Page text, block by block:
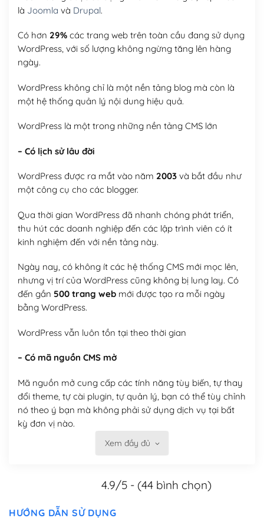
là Joomla và Drupal.
Có hơn 29%các trang web trên toàn cầu đang sử dụng
WordPress, với số lượng không ngừng tăng lên hàng
ngày.
WordPress không chỉ là một nền tảng blog mà còn là
một hệ thống quản lý nội dung hiệu quả.
WordPress là một trong những nền tảng CMS lớn
– Có lịch sử lâu đời
WordPress được ra mắt vào năm 2003và bắt đầu như
một công cụ cho các blogger.
Qua thời gian WordPress đã nhanh chóng phát triển,
thu hút các doanh nghiệp đến các lập trình viên có ít
kinh nghiệm đến với nền tảng này.
Ngày nay, có không ít các hệ thống CMS mới mọc lên,
nhưng vị trí của WordPress cũng không bị lung lay. Có
đến gần 500 trang webmới được tạo ra mỗi ngày
bằng WordPress.
WordPress vẫn luôn tồn tại theo thời gian
– Có mã nguồn CMS mở
Mã nguồn mở cung cấp các tính năng tùy biến, tự thay
đổi theme, tự cài plugin, tự quản lý, bạn có thể tùy chỉnh
nó theo ý bạn mà không phải sử dụng dịch vụ tại bất
kỳ đơn vị nào.
Việc của bạn là đăng ký một tên miền và hosting để
Có thể tùy biến trên website WordPress
– Thân thiện với công cụ tìm kiếm
Xem đầy đủ
4.9/5 - (44 bình chọn)
HƯỚNG DẪN SỬ DỤNG